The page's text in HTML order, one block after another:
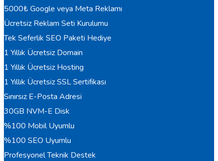
5000₺ Google veya Meta Reklamı
Ücretsiz Reklam Seti Kurulumu
Tek Seferlik SEO Paketi Hediye
1 Yıllık Ücretsiz Domain
1 Yıllık Ücretsiz Hosting
1 Yıllık Ücretsiz SSL Sertifikası
Sınırsız E-Posta Adresi
30GB NVM-E Disk
%100 Mobil Uyumlu
%100 SEO Uyumlu
Profesyonel Teknik Destek